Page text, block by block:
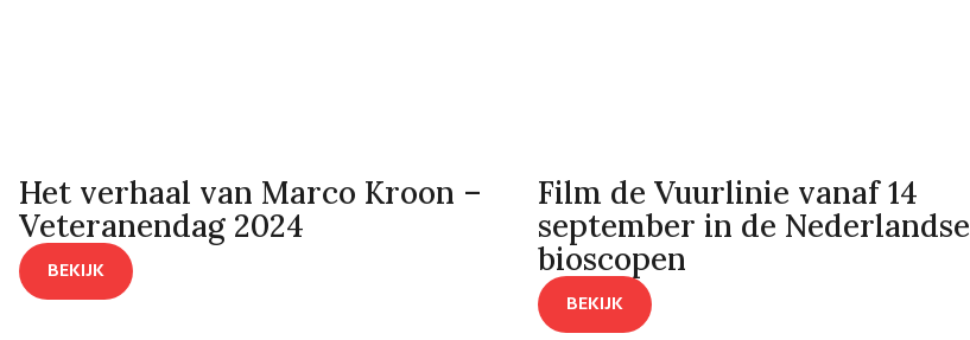
Het verhaal van Marco Kroon –
Veteranendag 2024
BEKIJK
Film de Vuurlinie vanaf 14
september in de Nederlandse
bioscopen
BEKIJK